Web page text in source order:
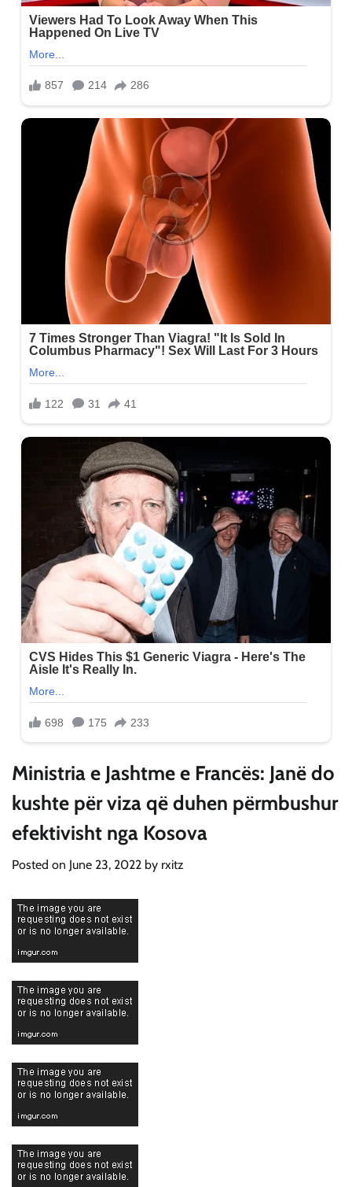
Ministria e Jashtme e Francës: Janë do
kushte për viza që duhen përmbushur
efektivisht nga Kosova
Posted on June 23, 2022 by rxitz